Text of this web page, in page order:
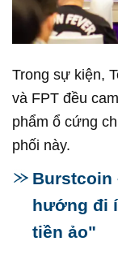
Trong sự kiện,
và FPT đều
phẩm ổ cứng
phối này.
Burstcoin
hướng đi
tiền ảo"